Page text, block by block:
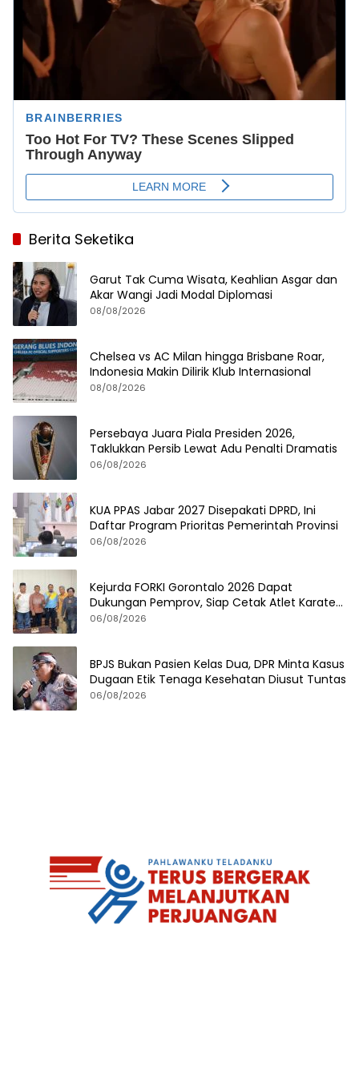
Berita Seketika
Garut Tak Cuma Wisata, Keahlian Asgar dan
Akar Wangi Jadi Modal Diplomasi
08/08/2026
Chelsea vs AC Milan hingga Brisbane Roar,
Indonesia Makin Dilirik Klub Internasional
08/08/2026
Persebaya Juara Piala Presiden 2026,
Taklukkan Persib Lewat Adu Penalti Dramatis
06/08/2026
KUA PPAS Jabar 2027 Disepakati DPRD, Ini
Daftar Program Prioritas Pemerintah Provinsi
06/08/2026
Kejurda FORKI Gorontalo 2026 Dapat
Dukungan Pemprov, Siap Cetak Atlet Karate
Berprestasi
06/08/2026
BPJS Bukan Pasien Kelas Dua, DPR Minta Kasus
Dugaan Etik Tenaga Kesehatan Diusut Tuntas
06/08/2026